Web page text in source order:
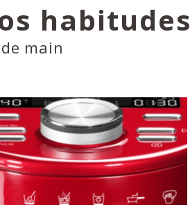
habitudes
main